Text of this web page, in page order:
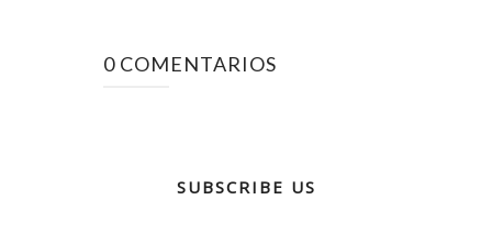
0 COMENTARIOS
SUBSCRIBE US